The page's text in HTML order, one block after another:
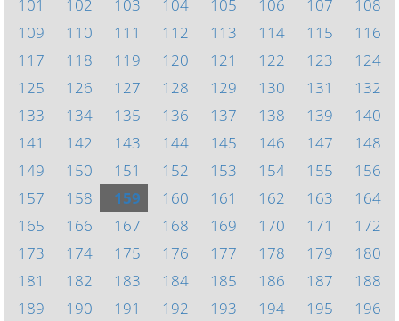
101
102 103 104 105 106 107
108
109
110 111 112 113 114 115
116
117
118 119 120 121 122 123
124
125
126 127 128 129 130 131
132
133
134 135 136 137 138 139
140
141
142 143 144 145 146 147
148
149
150 151 152 153 154 155
156
157
158 159 160 161 162 163
164
165
166 167 168 169 170 171
172
173
174 175 176 177 178 179
180
181
182 183 184 185 186 187
188
189
190 191 192 193 194 195
196